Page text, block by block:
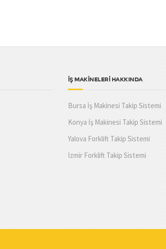
İŞ MAKİNELERİ HAKKINDA
Bursa İş Makinesi Takip Sistemi
Konya İş Makinesi Takip Sistemi
Yalova Forklift Takip Sistemi
İzmir Forklift Takip Sistemi